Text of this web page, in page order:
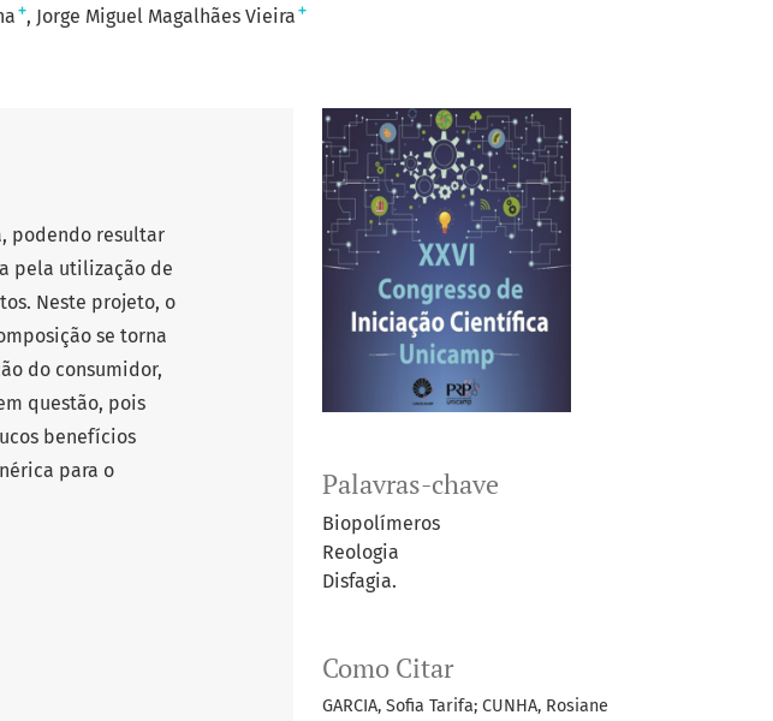
+ Jorge Miguel Magalhães Vieira +
Palavras-chave
Biopolímeros
Reologia
Disfagia.
Como Citar
GARCIA, Sofia Tarifa; CUNHA, Rosiane
podendo resultar
pela utilização de
Neste projeto, o
se torna
do consumidor,
questão, pois
benefícios
para o